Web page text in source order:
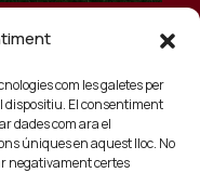
com les galetes per
dispositiu. El consentiment
dades com ara el
úniques en aquest lloc. No
negativament certes
los derechos
Studio